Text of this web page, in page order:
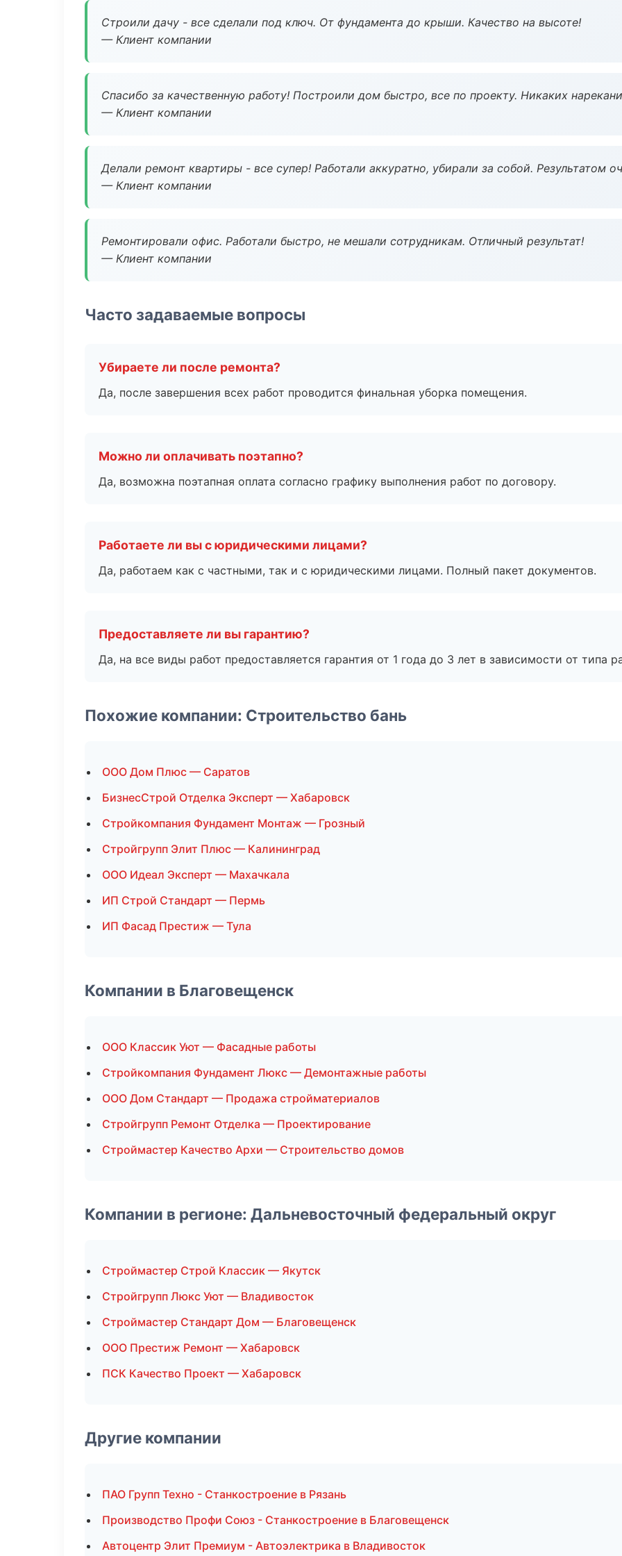
Строили дачу - все сделали под ключ. От фундамента до крыши. Качество на высоте!
— Клиент компании
Спасибо за качественную работу! Построили дом быстро, все по проекту. Никаких
— Клиент компании
Делали ремонт квартиры - все супер! Работали аккуратно, убирали за собой. Результатом
— Клиент компании
Ремонтировали офис. Работали быстро, не мешали сотрудникам. Отличный результат!
— Клиент компании
Часто задаваемые вопросы
Убираете ли после ремонта?
Да, после завершения всех работ проводится финальная уборка помещения.
Можно ли оплачивать поэтапно?
Да, возможна поэтапная оплата согласно графику выполнения работ по договору.
Работаете ли вы с юридическими лицами?
Да, работаем как с частными, так и с юридическими лицами. Полный пакет документов.
Предоставляете ли вы гарантию?
Да, на все виды работ предоставляется гарантия от 1 года до 3 лет в зависимости от типа
Похожие компании: Строительство бань
ООО Дом Плюс — Саратов
БизнесСтрой Отделка Эксперт — Хабаровск
Стройкомпания Фундамент Монтаж — Грозный
Стройгрупп Элит Плюс — Калининград
ООО Идеал Эксперт — Махачкала
ИП Строй Стандарт — Пермь
ИП Фасад Престиж — Тула
Компании в Благовещенск
ООО Классик Уют — Фасадные работы
Стройкомпания Фундамент Люкс — Демонтажные работы
ООО Дом Стандарт — Продажа стройматериалов
Стройгрупп Ремонт Отделка — Проектирование
Строймастер Качество Архи — Строительство домов
Компании в регионе: Дальневосточный федеральный округ
Строймастер Строй Классик — Якутск
Стройгрупп Люкс Уют — Владивосток
Строймастер Стандарт Дом — Благовещенск
ООО Престиж Ремонт — Хабаровск
ПСК Качество Проект — Хабаровск
Другие компании
ПАО Групп Техно - Станкостроение в Рязань
Производство Профи Союз - Станкостроение в Благовещенск
Автоцентр Элит Премиум - Автоэлектрика в Владивосток